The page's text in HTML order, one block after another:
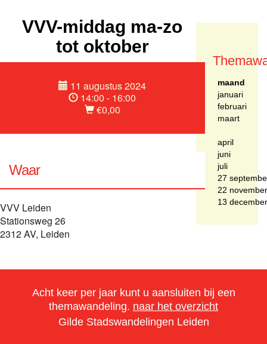
VVV-middag ma-zo
tot oktober
11 augustus 2024
14:00 - 16:00
€0,00
Waar
VVV Leiden
Stationsweg 26
2312 AV, Leiden
maand
januari
februari
maart
april
juni
juli
27
22 november
13 december
Acht keer per jaar kunt u aansluiten bij een
themawandeling. naar het overzicht
Gilde Stadswandelingen Leiden